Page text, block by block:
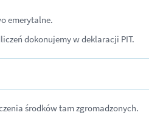
emerytalne.
dokonujemy w deklaracji PIT.
środków tam zgromadzonych.